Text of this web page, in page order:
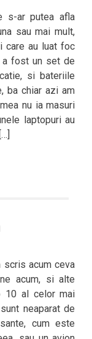
s-ar putea afla
sau mai mult,
care au luat foc
a fost un set de
si bateriile
ba chiar azi am
nu ia masuri
laptopuri au
scris acum ceva
acum, si alte
10 al celor mai
neaparat de
cum este